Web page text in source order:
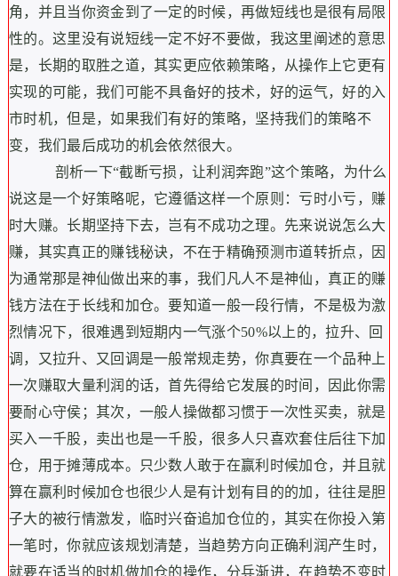
角，并且当你资金到了一定的时候，再做短线也是很有局限
性的。这里没有说短线一定不好不要做，我这里阐述的意思
是，长期的取胜之道，其实更应依赖策略，从操作上它更有
实现的可能，我们可能不具备好的技术，好的运气，好的入
市时机，但是，如果我们有好的策略，坚持我们的策略不
变，我们最后成功的机会依然很大。
剖析一下“截断亏损，让利润奔跑”这个策略，为什么
说这是一个好策略呢，它遵循这样一个原则：亏时小亏，赚
时大赚。长期坚持下去，岂有不成功之理。 先来说说怎么大
赚，其实真正的赚钱秘诀，不在于精确预测市道转折点，因
为通常那是神仙做出来的事，我们凡人不是神仙，真正的赚
钱方法在于长线和加仓。要知道一般一段行情，不是极为激
烈情况下，很难遇到短期内一气涨个50%以上的，拉升、回
调，又拉升、又回调是一般常规走势，你真要在一个品种上
一次赚取大量利润的话，首先得给它发展的时间，因此你需
要耐心守侯；其次，一般人操做都习惯于一次性买卖，就是
买入一千股，卖出也是一千股，很多人只喜欢套住后往下加
仓，用于摊薄成本。只少数人敢于在赢利时候加仓，并且就
算在赢利时候加仓也很少人是有计划有目的的加，往往是胆
子大的被行情激发，临时兴奋追加仓位的，其实在你投入第
一笔时，你就应该规划清楚，当趋势方向正确利润产生时，
就要在适当的时机做加仓的操作，分兵渐进，在趋势不变时